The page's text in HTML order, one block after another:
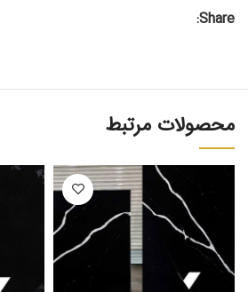
Share:
محصولات مرتبط